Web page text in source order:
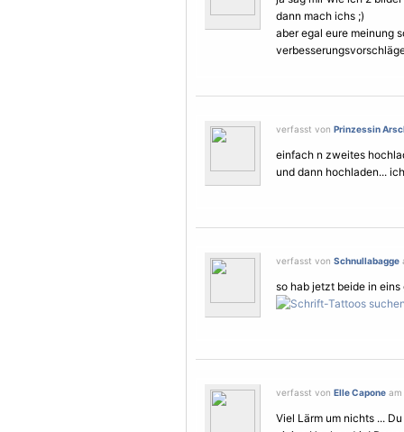
dann mach ichs ;)
aber egal eure meinung
verfasst von Prinzessin
einfach n zweites
und dann hochladen...
verfasst von Schnullabagge
so hab jetzt beide in
verfasst von Elle Capone am
Viel Lärm um nichts ...